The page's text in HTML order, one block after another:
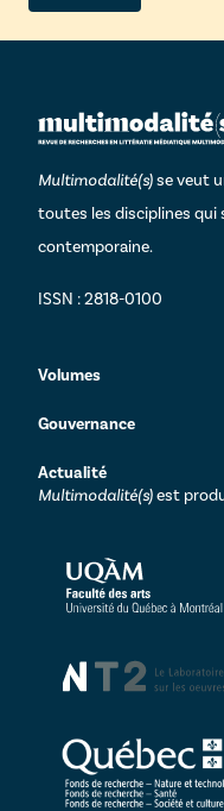
Multimodalité(s)se veut
toutes les disciplines qui
contemporaine.
ISSN : 2818-0100
Volumes
Gouvernance
Actualité
Multimodalité(s)est